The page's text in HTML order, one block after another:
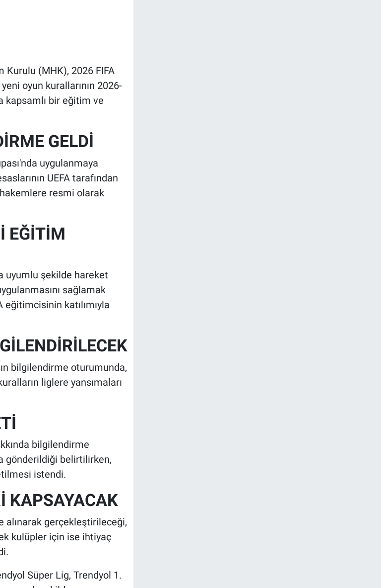
Kurulu (MHK), 2026 FIFA
oyun kurallarının 2026-
kapsamlı bir eğitim ve
GELDİ
uygulanmaya
UEFA tarafından
resmi olarak
EĞİTİM
uyumlu şekilde hareket
sağlamak
katılımıyla
bilgilendirme oturumunda,
liglere yansımaları
bilgilendirme
gönderildiği belirtilirken,
istendi.
KAPSAYACAK
alınarak gerçekleştirileceği,
kulüpler için ise ihtiyaç
Süper Lig, Trendyol 1.